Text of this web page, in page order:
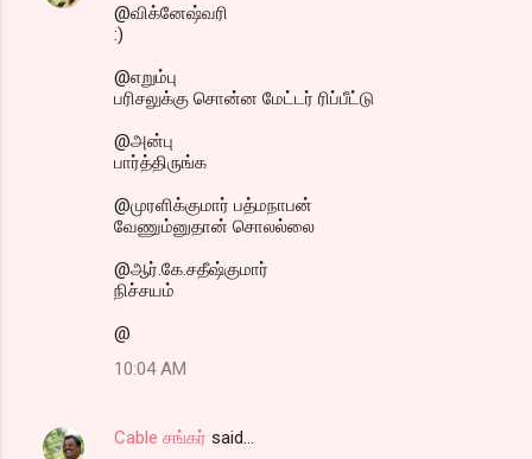
@விக்னேஷ்வரி
:)
@எறும்பு
பரிசலுக்கு சொன்ன மேட்டர் ரிப்பீட்டு
@அன்பு
பார்த்திருங்க
@முரளிக்குமார் பத்மநாபன்
வேணும்னுதான் சொலல்லை
@ஆர்.கே.சதீஷ்குமார்
நிச்சயம்
@
10:04 AM
Cable சங்கர் said…